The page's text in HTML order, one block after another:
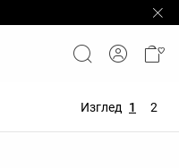
Изглед 1 2